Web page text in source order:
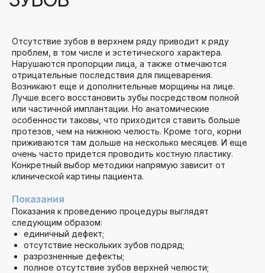
Отсутствие зубов в верхнем ряду приводит к ряду
проблем, в том числе и эстетического характера.
Нарушаются пропорции лица, а также отмечаются
отрицательные последствия для пищеварения.
Возникают еще и дополнительные морщины на лице.
Лучше всего восстановить зубы посредством полной
или частичной имплантации. Но анатомические
особенности таковы, что приходится ставить больше
протезов, чем на нижнюю челюсть. Кроме того, корни
приживаются там дольше на несколько месяцев. И еще
очень часто придется проводить костную пластику.
Конкретный выбор методики напрямую зависит от
клинической картины пациента.
Показания
Показания к проведению процедуры выглядят
следующим образом:
единичный дефект;
отсутствие нескольких зубов подряд;
разрозненные дефекты;
полное отсутствие зубов верхней челюсти;